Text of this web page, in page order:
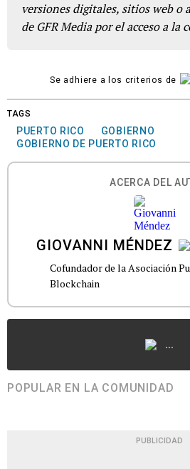
versiones digitales, sitios web o
de GFR Media por el acceso a la
Se adhiere a los criterios de
TAGS
PUERTO RICO
GOBIERNO
GOBIERNO DE PUERTO RICO
ACERCA DEL
GIOVANNI MÉNDEZ
Cofundador de la Asociación
Blockchain
...
POPULAR EN LA COMUNIDAD
PUBLICIDAD